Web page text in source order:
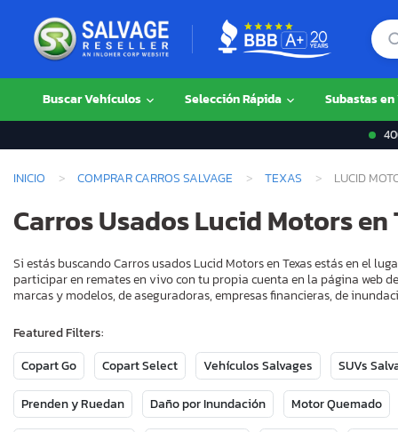
Buscar Vehículos Selección Rápida Subastas
INICIO COMPRAR CARROS SALVAGE TEXAS LUCID
Carros Usados Lucid Motors en
Si estás buscando Carros usados Lucid Motors en Texas estás en el
participar en remates en vivo con tu propia cuenta en la página web
marcas y modelos, de aseguradoras, empresas financieras, de
Featured Filters:
Copart Go
Copart Select Vehículos Salvages SUVs
Prenden y Ruedan Daño por Inundación Motor Quemado